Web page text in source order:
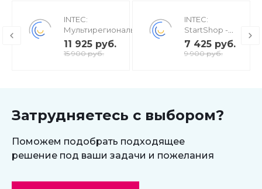
INTEC:
Мультирегиональность
- региональная сеть
вашего сайта с
11 925 руб.
15 900 руб.
INTEC:
StartShop -
модуль
интернет-
7 425 руб.
9 900 руб.
Затрудняетесь с выбором?
Поможем подобрать подходящее
решение под ваши задачи и пожелания